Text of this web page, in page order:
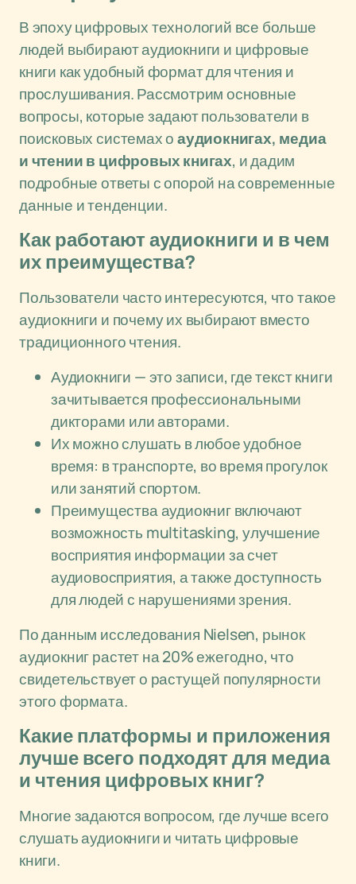
В эпоху цифровых технологий все больше
людей выбирают аудиокниги и цифровые
книги как удобный формат для чтения и
прослушивания. Рассмотрим основные
вопросы, которые задают пользователи в
поисковых системах оаудиокнигах, медиа
и чтении в цифровых книгах, и дадим
подробные ответы с опорой на современные
данные и тенденции.
Как работают аудиокниги и в чем
их преимущества?
Пользователи часто интересуются, что такое
аудиокниги и почему их выбирают вместо
традиционного чтения.
Аудиокниги — это записи, где текст книги
зачитывается профессиональными
дикторами или авторами.
Их можно слушать в любое удобное
время: в транспорте, во время прогулок
или занятий спортом.
Преимущества аудиокниг включают
возможность multitasking, улучшение
восприятия информации за счет
аудиовосприятия, а также доступность
для людей с нарушениями зрения.
По данным исследования Nielsen, рынок
аудиокниг растет на 20% ежегодно, что
свидетельствует о растущей популярности
этого формата.
Какие платформы и приложения
лучше всего подходят для медиа
и чтения цифровых книг?
Многие задаются вопросом, где лучше всего
слушать аудиокниги и читать цифровые
книги.